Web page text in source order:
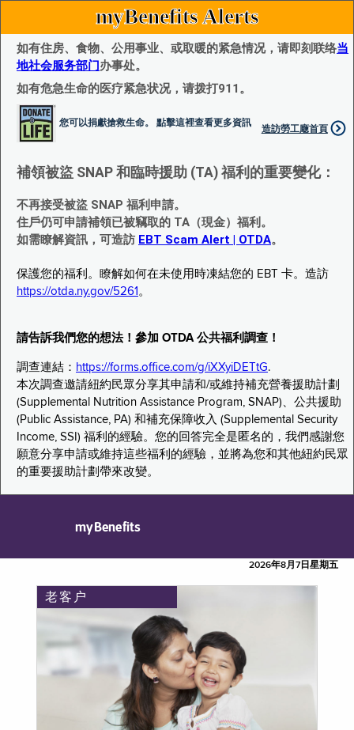
myBenefits Alerts
如有住房、食物、公用事业、或取暖的紧急情况，请即刻联络当
地社会服务部门办事处。
如有危急生命的医疗紧急状况，请拨打911。
您可以捐獻搶救生命。 點擊這裡查看更多資訊
造訪勞工廰首頁
補領被盜 SNAP 和臨時援助 (TA) 福利的重要變化：
不再接受被盜 SNAP 福利申請。
住戶仍可申請補領已被竊取的 TA（現金）福利。
如需瞭解資訊，可造訪 EBT Scam Alert | OTDA。
保護您的福利。瞭解如何在未使用時凍結您的 EBT 卡。造訪
https://otda.ny.gov/5261 。
請告訴我們您的想法！參加 OTDA 公共福利調查！
調查連結： https://forms.office.com/g/iXXyiDETtG.
本次調查邀請紐約民眾分享其申請和/或維持補充營養援助計劃
(Supplemental Nutrition Assistance Program, SNAP)、公共援助
(Public Assistance, PA) 和補充保障收入 (Supplemental Security
Income, SSI) 福利的經驗。您的回答完全是匿名的，我們感謝您
願意分享申請或維持這些福利的經驗，並將為您和其他紐約民眾
的重要援助計劃帶來改變。
myBenefits
2026年8月7日星期五
老客户